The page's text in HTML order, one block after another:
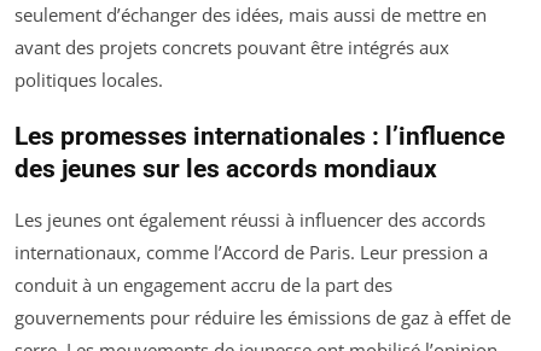
seulement d’échanger des idées, mais aussi de mettre en
avant des projets concrets pouvant être intégrés aux
politiques locales.
Les promesses internationales : l’influence
des jeunes sur les accords mondiaux
Les jeunes ont également réussi à influencer des accords
internationaux, comme l’Accord de Paris. Leur pression a
conduit à un engagement accru de la part des
gouvernements pour réduire les émissions de gaz à effet de